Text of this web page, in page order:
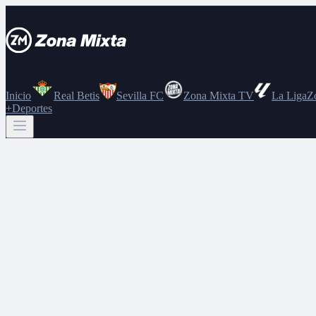
Inicio Real Betis Sevilla FC Zona Mixta TV La Liga
+Deportes